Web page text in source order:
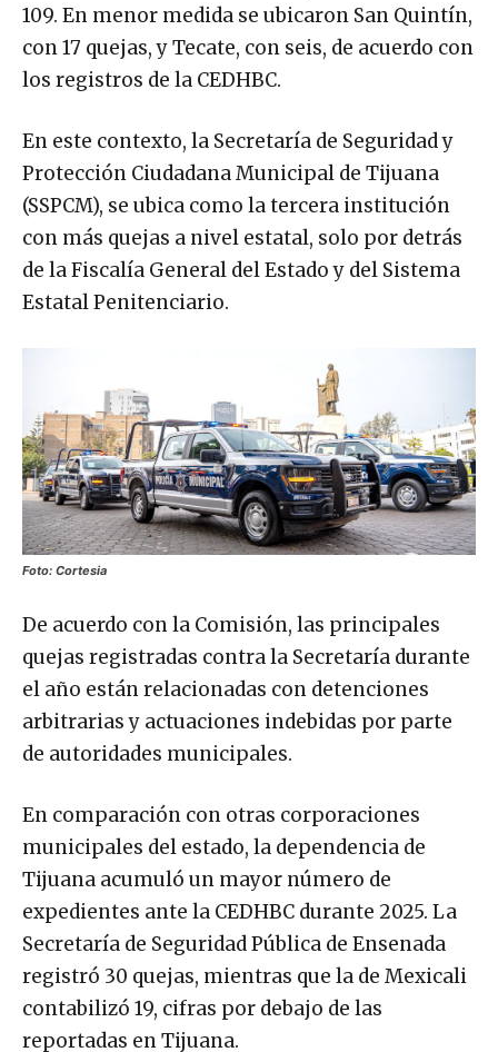
109. En menor medida se ubicaron San Quintín,
con 17 quejas, y Tecate, con seis, de acuerdo con
los registros de la CEDHBC.
En este contexto, la Secretaría de Seguridad y
Protección Ciudadana Municipal de Tijuana
(SSPCM), se ubica como la tercera institución
con más quejas a nivel estatal, solo por detrás
de la Fiscalía General del Estado y del Sistema
Estatal Penitenciario.
Foto: Cortesia
De acuerdo con la Comisión, las principales
quejas registradas contra la Secretaría durante
el año están relacionadas con detenciones
arbitrarias y actuaciones indebidas por parte
de autoridades municipales.
En comparación con otras corporaciones
municipales del estado, la dependencia de
Tijuana acumuló un mayor número de
expedientes ante la CEDHBC durante 2025. La
Secretaría de Seguridad Pública de Ensenada
registró 30 quejas, mientras que la de Mexicali
contabilizó 19, cifras por debajo de las
reportadas en Tijuana.